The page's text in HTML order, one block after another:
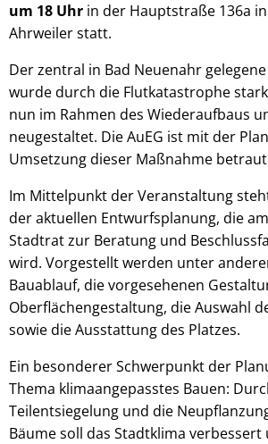
um 18 Uhr in der Hauptstraße 136a
Ahrweiler statt.
Der zentral in Bad Neuenahr
wurde durch die Flutkatastrophe
nun im Rahmen des Wiederaufbaus
neugestaltet. Die AuEG ist mit der
Umsetzung dieser Maßnahme
Im Mittelpunkt der Veranstaltung
der aktuellen Entwurfsplanung, die
Stadtrat zur Beratung und
wird. Vorgestellt werden unter
Bauablauf, die vorgesehenen
Oberflächengestaltung, die Auswahl
sowie die Ausstattung des Platzes.
Ein besonderer Schwerpunkt der
Thema klimaangepasstes Bauen:
Teilentsiegelung und die
Bäume soll das Stadtklima